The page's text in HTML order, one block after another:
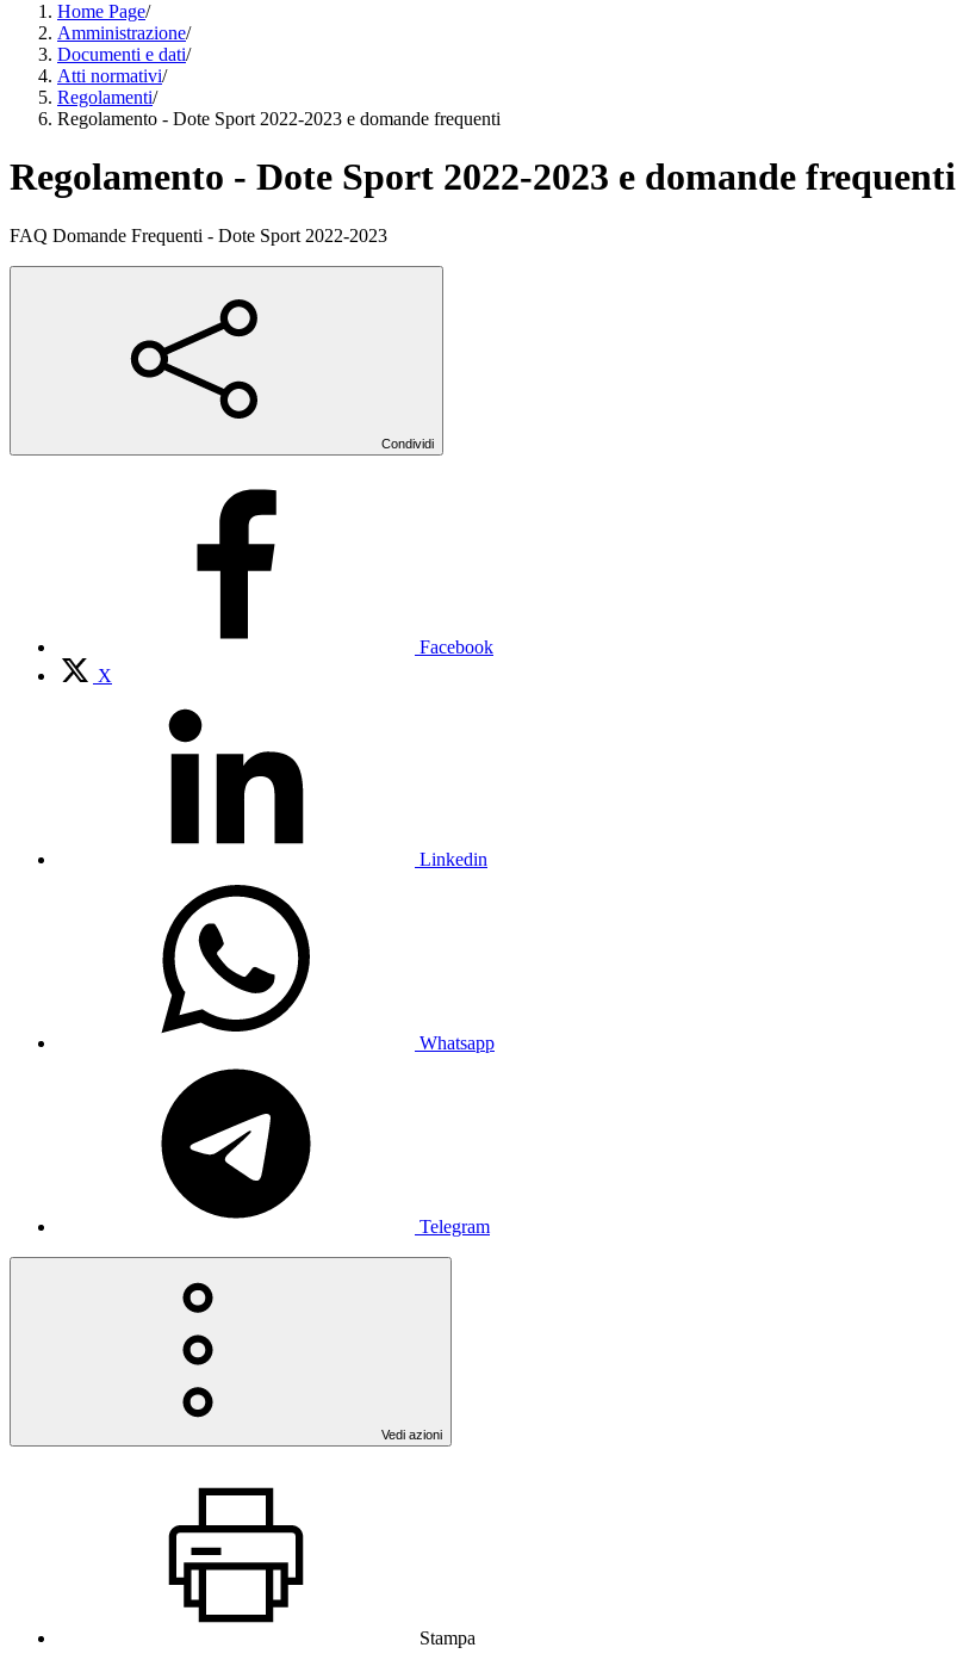
Home Page/
Amministrazione/
Documenti e dati/
Atti normativi/
Regolamenti/
Regolamento - Dote Sport 2022-2023 e domande frequenti
Regolamento - Dote Sport 2022-2023 e domande frequenti
FAQ Domande Frequenti - Dote Sport 2022-2023
Condividi
Facebook
X
Linkedin
Whatsapp
Telegram
Vedi azioni
Stampa